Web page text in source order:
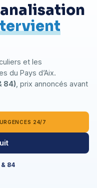
et les
du Pays d’Aix.
84) , prix annoncés avant
24/7
& 84